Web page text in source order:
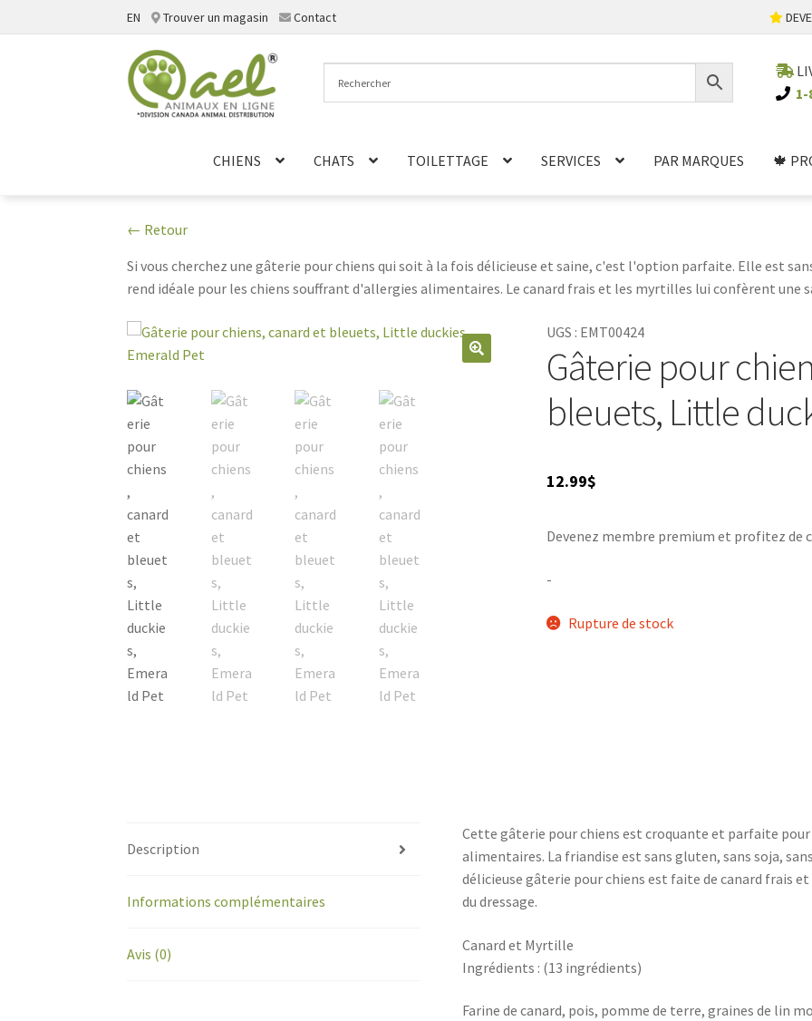
EN Trouver un magasin Contact
Aller
à
la
Aller
au
contenu
1-
CHIENS CHATS TOILETTAGE SERVICES PAR MARQUES 🍁
← Retour
Si vous cherchez une gâterie pour chiens qui soit à la fois délicieuse et saine, c'est l'option parfaite. Elle est
rend idéale pour les chiens souffrant d'allergies alimentaires. Le canard frais et les myrtilles lui confèrent une
animal de compagnie.
UGS : EMT00424
Gâterie pour
bleuets, Little
12.99$
Devenez membre premium et profitez de
-
Rupture de stock
Cette gâterie pour chiens est croquante et parfaite pour
alimentaires. La friandise est sans gluten, sans soja,
délicieuse gâterie pour chiens est faite de canard frais
du dressage.
Canard et Myrtille
Ingrédients : (13 ingrédients)
Farine de canard, pois, pomme de terre, graines de lin
Description
Informations complémentaires
Avis (0)